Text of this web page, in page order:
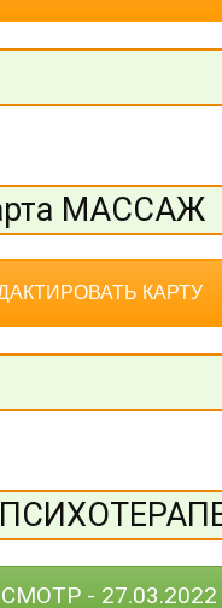
МАССАЖ
КАРТУ
- 27.03.2022